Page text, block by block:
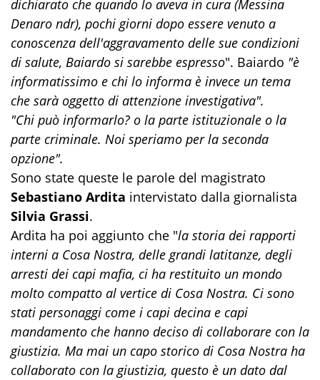
dichiarato che quando lo aveva in cura (Messina
Denaro ndr), pochi giorni dopo essere venuto a
conoscenza dell'aggravamento delle sue condizioni
di salute, Baiardo si sarebbe espresso". Baiardo "è
informatissimo e chi lo informa è invece un tema
che sarà oggetto di attenzione investigativa".
"Chi può informarlo? o la parte istituzionale o la
parte criminale. Noi speriamo per la seconda
opzione".
Sono state queste le parole del magistrato
Sebastiano Ardita intervistato dalla giornalista
Silvia Grassi.
Ardita ha poi aggiunto che "la storia dei rapporti
interni a Cosa Nostra, delle grandi latitanze, degli
arresti dei capi mafia, ci ha restituito un mondo
molto compatto al vertice di Cosa Nostra. Ci sono
stati personaggi come i capi decina e capi
mandamento che hanno deciso di collaborare con la
giustizia. Ma mai un capo storico di Cosa Nostra ha
collaborato con la giustizia, questo è un dato dal